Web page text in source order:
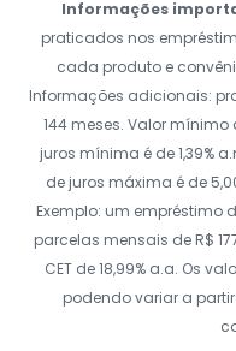
Informações
praticados nos
cada produto e
Informações adicionais:
144 meses. Valor mínimo
juros mínima é de 1,39%
de juros máxima é de
Exemplo: um empréstimo
parcelas mensais de R$
CET de 18,99% a.a. Os
podendo variar a